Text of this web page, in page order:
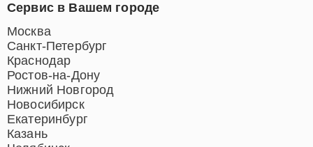
Сервис в Вашем городе
Москва
Санкт-Петербург
Краснодар
Ростов-на-Дону
Нижний Новгород
Новосибирск
Екатеринбург
Казань